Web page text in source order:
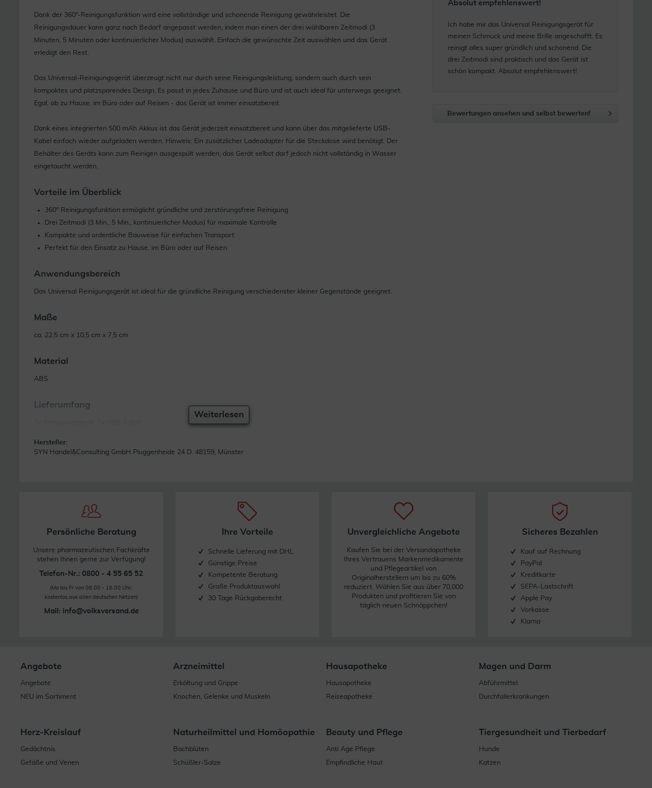
Dank der 360°-Reinigungsfunktion wird eine vollständige und schonende Reinigung gewährleistet. Die
Reinigungsdauer kann ganz nach Bedarf angepasst werden, indem man einen der drei wählbaren Zeitmodi (3
Minuten, 5 Minuten oder kontinuierlicher Modus) auswählt. Einfach die gewünschte Zeit auswählen und das Gerät
erledigt den Rest.
Das Universal-Reinigungsgerät überzeugt nicht nur durch seine Reinigungsleistung, sondern auch durch sein
kompaktes und platzsparendes Design. Es passt in jedes Zuhause und Büro und ist auch ideal für unterwegs geeignet.
Egal, ob zu Hause, im Büro oder auf Reisen - das Gerät ist immer einsatzbereit.
Dank eines integrierten 500 mAh Akkus ist das Gerät jederzeit einsatzbereit und kann über das mitgelieferte USB-
Kabel einfach wieder aufgeladen werden. Hinweis: Ein zusätzlicher Ladeadapter für die Steckdose wird benötigt. Der
Behälter des Geräts kann zum Reinigen ausgespült werden; das Gerät selbst darf jedoch nicht vollständig in Wasser
eingetaucht werden.
Vorteile im Überblick
360° Reinigungsfunktion ermöglicht gründliche und zerstörungsfreie Reinigung
Drei Zeitmodi (3 Min., 5 Min., kontinuierlicher Modus) für maximale Kontrolle
Kompakte und ordentliche Bauweise für einfachen Transport
Perfekt für den Einsatz zu Hause, im Büro oder auf Reisen
Anwendungsbereich
Das Universal Reinigungsgerät ist ideal für die gründliche Reinigung verschiedenster kleiner Gegenstände geeignet.
Maße
ca. 22,5 cm x 10,5 cm x 7,5 cm
Material
ABS
Lieferumfang
Weiterlesen
Hersteller:
SYN Handel&Consulting GmbH Pluggenheide 24 D. 48159, Münster
Absolut empfehlenswert!
Ich habe mir das Universal Reinigungsgerät für
meinen Schmuck und meine Brille angeschafft. Es
reinigt alles super gründlich und schonend. Die
drei Zeitmodi sind praktisch und das Gerät ist
schön kompakt. Absolut empfehlenswert!
Bewertungen ansehen und selbst bewerten!
Persönliche Beratung
Unsere pharmazeutischen Fachkräfte
stehen Ihnen gerne zur Verfügung!
Telefon-Nr.: 0800 - 4 55 65 52
(Mo bis Fr von 08.00 - 16.00 Uhr,
kostenlos aus allen deutschen Netzen)
Mail: info@volksversand.de
Ihre Vorteile
Schnelle Lieferung mit DHL
Günstige Preise
Kompetente Beratung
Große Produktauswahl
30 Tage Rückgaberecht
Unvergleichliche Angebote
Kaufen Sie bei der Versandapotheke
Ihres Vertrauens Markenmedikamente
und Pflegeartikel von
Originalherstellern um bis zu 60%
reduziert. Wählen Sie aus über 70.000
Produkten und profitieren Sie von
täglich neuen Schnäppchen!
Sicheres Bezahlen
Kauf auf Rechnung
PayPal
Kreditkarte
SEPA-Lastschrift
Apple Pay
Vorkasse
Klarna
Angebote
Angebote
NEU im Sortiment
Arzneimittel
Erkältung und Grippe
Knochen, Gelenke und Muskeln
Hausapotheke
Hausapotheke
Reiseapotheke
Magen und Darm
Abführmittel
Durchfallerkrankungen
Herz-Kreislauf
Gedächtnis
Gefäße und Venen
Naturheilmittel und Homöopathie
Bachblüten
Schüßler-Salze
Beauty und Pflege
Anti Age Pflege
Empfindliche Haut
Tiergesundheit und Tierbedarf
Hunde
Katzen